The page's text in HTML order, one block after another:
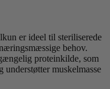
er ideel til steriliserede
behov.
proteinkilde, som
understøtter muskelmasse